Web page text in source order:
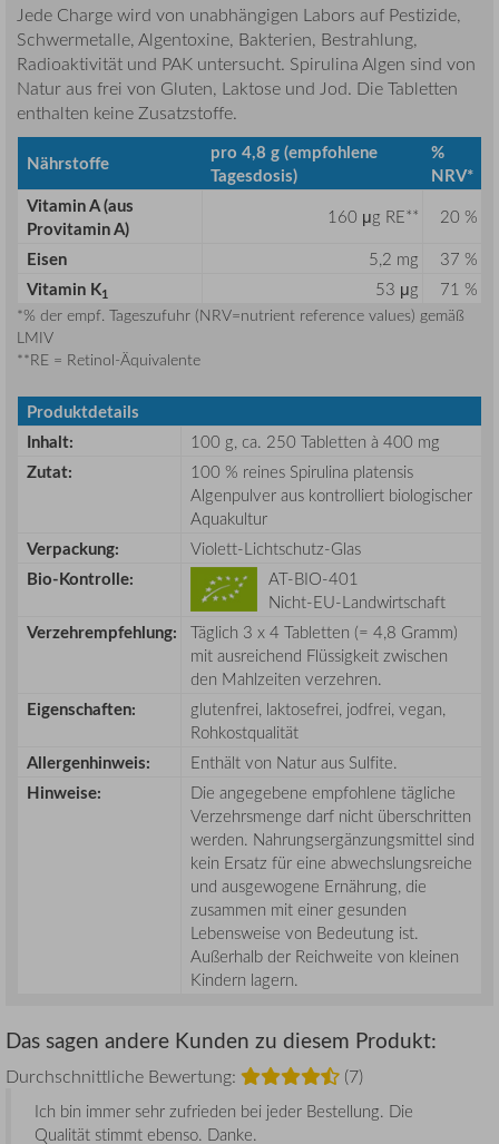
Jede Charge wird von unabhängigen Labors auf Pestizide,
Schwermetalle, Algentoxine, Bakterien, Bestrahlung,
Radioaktivität und PAK untersucht. Spirulina Algen sind von
Natur aus frei von Gluten, Laktose und Jod. Die Tabletten
enthalten keine Zusatzstoffe.
Nährstoffe pro 4,8 g(empfohlene
Tagesdosis)
%
NRV*
Vitamin A (aus
Provitamin A)
160 μg RE** 20 %
Eisen 5,2 mg 37 %
Vitamin K1 53 μg 71 %
*% der empf. Tageszufuhr (NRV=nutrient reference values) gemäß
LMIV
**RE = Retinol-Äquivalente
Produktdetails
Inhalt:
100 g, ca. 250 Tabletten à 400 mg
Zutat:
100 % reines Spirulina platensis
Algenpulver aus kontrolliert biologischer
Aquakultur
Verpackung: Violett-Lichtschutz-Glas
Bio-Kontrolle:
AT-BIO-401
Nicht-EU-Landwirtschaft
Verzehrempfehlung:
Täglich 3 x 4 Tabletten (= 4,8 Gramm)
mit ausreichend Flüssigkeit zwischen
den Mahlzeiten verzehren.
Eigenschaften:
glutenfrei, laktosefrei, jodfrei, vegan,
Rohkostqualität
Allergenhinweis: Enthält von Natur aus Sulfite.
Hinweise:
Die angegebene empfohlene tägliche
Verzehrsmenge darf nicht überschritten
werden. Nahrungsergänzungsmittel sind
kein Ersatz für eine abwechslungsreiche
und ausgewogene Ernährung, die
zusammen mit einer gesunden
Lebensweise von Bedeutung ist.
Außerhalb der Reichweite von kleinen
Kindern lagern.
Das sagen andere Kunden zu diesem Produkt:
Durchschnittliche Bewertung: (7)
Ich bin immer sehr zufrieden bei jeder Bestellung. Die
Qualität stimmt ebenso. Danke.